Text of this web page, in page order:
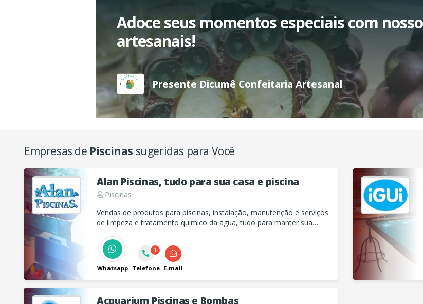
Adoce seus momentos especiais com
artesanais!
Presente Dicumê Confeitaria Artesanal
Empresas de Piscinas sugeridas para Você
Alan Piscinas, tudo para sua casa e piscina
Piscinas
Vendas de produtos para piscinas, instalação, manutenção e serviços
de limpeza e tratamento quimico da água, tudo para manter sua
Whatsapp
1
Telefone E-mail
Acquarium Piscinas e Bombas